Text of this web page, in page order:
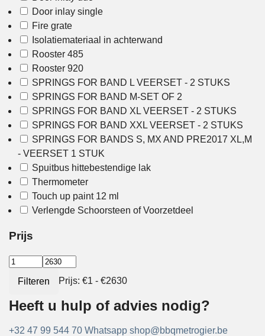
Door inlay single
Fire grate
Isolatiemateriaal in achterwand
Rooster 485
Rooster 920
SPRINGS FOR BAND L VEERSET - 2 STUKS
SPRINGS FOR BAND M-SET OF 2
SPRINGS FOR BAND XL VEERSET - 2 STUKS
SPRINGS FOR BAND XXL VEERSET - 2 STUKS
SPRINGS FOR BANDS S, MX AND PRE2017 XL,M
- VEERSET 1 STUK
Spuitbus hittebestendige lak
Thermometer
Touch up paint 12 ml
Verlengde Schoorsteen of Voorzetdeel
Prijs
Filteren Prijs: €1 - €2630
Heeft u hulp of advies nodig?
+32 47 99 544 70 Whatsapp shop@bbqmetrogier.be